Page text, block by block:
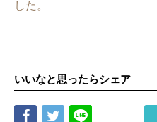
した。
いいなと思ったらシェア
Share Tweet